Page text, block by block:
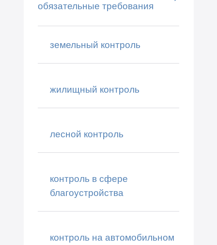
обязательные требования
земельный контроль
жилищный контроль
лесной контроль
контроль в сфере
благоустройства
контроль на автомобильном